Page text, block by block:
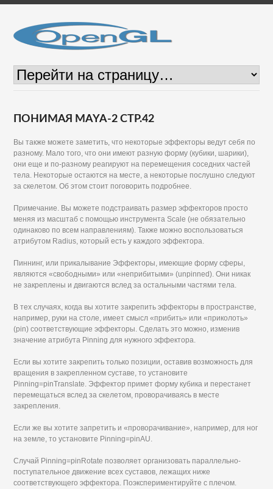
ПОНИМАЯ MAYA-2 СТР.42
Вы также можете заметить, что некоторые эффекторы ведут себя по
разному. Мало того, что они имеют разную форму (кубики, шарики),
они еще и по-разному реагируют на перемещения соседних частей
тела. Некоторые остаются на месте, а некоторые послушно следуют
за скелетом. Об этом стоит поговорить подробнее.
Примечание. Вы можете подстраивать размер эффекторов просто
меняя из масштаб с помощью инструмента Scale (не обязательно
одинаково по всем направлениям). Также можно воспользоваться
атрибутом Radius, который есть у каждого эффектора.
Пиннинг, или прикалывание Эффекторы, имеющие форму сферы,
являются «свободными» или «неприбитыми» (unpinned). Они никак
не закреплены и двигаются вслед за остальными частями тела.
В тех случаях, когда вы хотите закрепить эффекторы в пространстве,
например, руки на столе, имеет смысл «прибить» или «приколоть»
(pin) соответствующие эффекторы. Сделать это можно, изменив
значение атрибута Pinning для нужного эффектора.
Если вы хотите закрепить только позиции, оставив возможность для
вращения в закрепленном суставе, то установите
Pinning=pinTranslate. Эффектор примет форму кубика и перестанет
перемещаться вслед за скелетом, проворачиваясь в месте
закрепления.
Если же вы хотите запретить и «проворачивание», например, для ног
на земле, то установите Pinning=pinAU.
Случай Pinning=pinRotate позволяет организовать параллельно-
поступательное движение всех суставов, лежащих ниже
соответствующего эффектора. Поэкспериментируйте с плечом.